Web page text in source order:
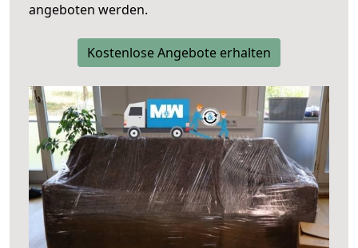
angeboten werden.
Kostenlose Angebote erhalten